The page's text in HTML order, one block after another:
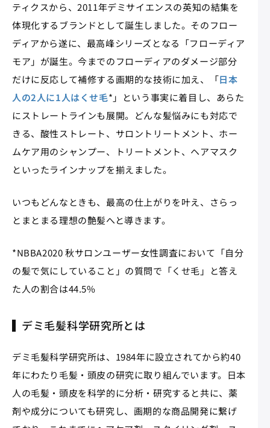
ティクスから、2011年デミサイエンスの英知の結集を
体現化するブランドとして誕生しました。そのフロー
ディアから遂に、最高峰シリーズとなる「フローディア
モア」が誕生。今までのフローディアのダメージ部分
だけに反応して補修する画期的な技術に加え、「日本
人の2人に1人はくせ毛*」という事実に着目し、あらた
にストレートラインも展開。どんな髪悩みにも対応で
きる、酸性ストレート、サロントリートメント、ホー
ムケア用のシャンプー、トリートメント、ヘアマスク
といったラインナップを揃えました。
いつもどんなときも、最高の仕上がりを叶え、さらっ
とまとまる理想の艶髪へと導きます。
*NBBA2020 秋サロンユーザー女性調査において「自分
の髪で気にしていること」の質問で「くせ毛」と答え
た人の割合は44.5%
デミ毛髪科学研究所とは
デミ毛髪科学研究所は、1984年に設立されてから約40
年にわたり毛髪・頭皮の研究に取り組んでいます。日本
人の毛髪・頭皮を科学的に分析・研究すると共に、薬
剤や成分についても研究し、画期的な商品開発に繋げ